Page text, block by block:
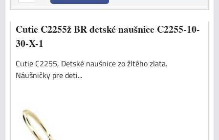
Cutie C2255ž BR detské naušnice C2255-10-
30-X-1
Cutie C2255, Detské naušnice zo žltého zlata.
Náušničky pre deti...